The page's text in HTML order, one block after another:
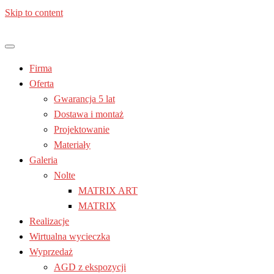
Skip to content
Meble kuchenne – Laura | Nolte
| Lublin
Firma
Oferta
Gwarancja 5 lat
Dostawa i montaż
Projektowanie
Materiały
Galeria
Nolte
MATRIX ART
MATRIX
Realizacje
Wirtualna wycieczka
Wyprzedaż
AGD z ekspozycji